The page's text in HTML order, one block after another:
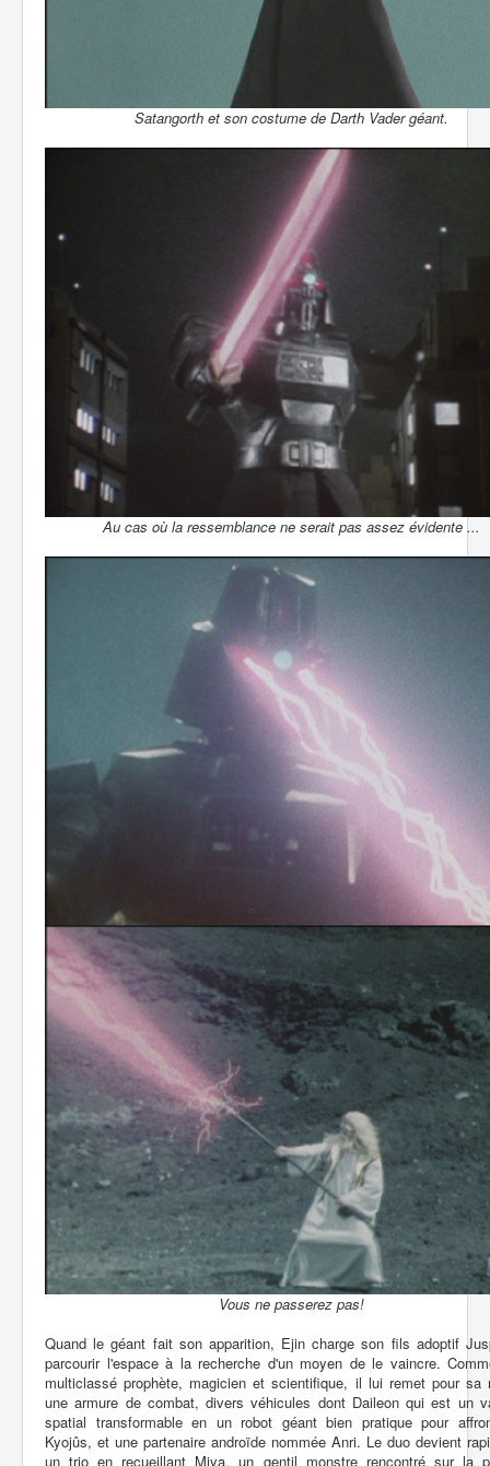
Satangorth et son costume de Darth Vader géant.
Au cas où la ressemblance ne serait pas assez évidente ...
Vous ne passerez pas!
Quand le géant fait son apparition, Ejin charge son fils adoptif
parcourir l'espace à la recherche d'un moyen de le vaincre.
multiclassé prophète, magicien et scientifique, il lui remet pour sa
une armure de combat, divers véhicules dont Daileon qui est un
spatial transformable en un robot géant bien pratique pour
Kyojûs, et une partenaire androïde nommée Anri. Le duo devient
un trio en recueillant Miya, un gentil monstre rencontré sur la